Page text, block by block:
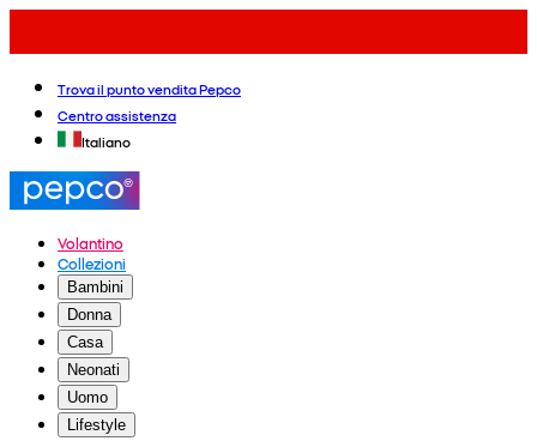
Trova il punto vendita Pepco
Centro assistenza
Italiano
Volantino
Collezioni
Bambini
Donna
Casa
Neonati
Uomo
Lifestyle